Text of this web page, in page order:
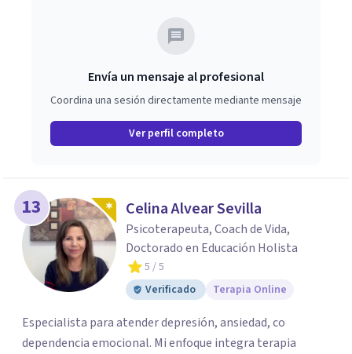
Envía un mensaje al profesional
Coordina una sesión directamente mediante mensaje
Ver perfil completo
13 Celina Alvear Sevilla
Psicoterapeuta, Coach de Vida,
Doctorado en Educación Holista
5 / 5
Verificado
Terapia Online
Especialista para atender depresión, ansiedad, co
dependencia emocional. Mi enfoque integra terapia